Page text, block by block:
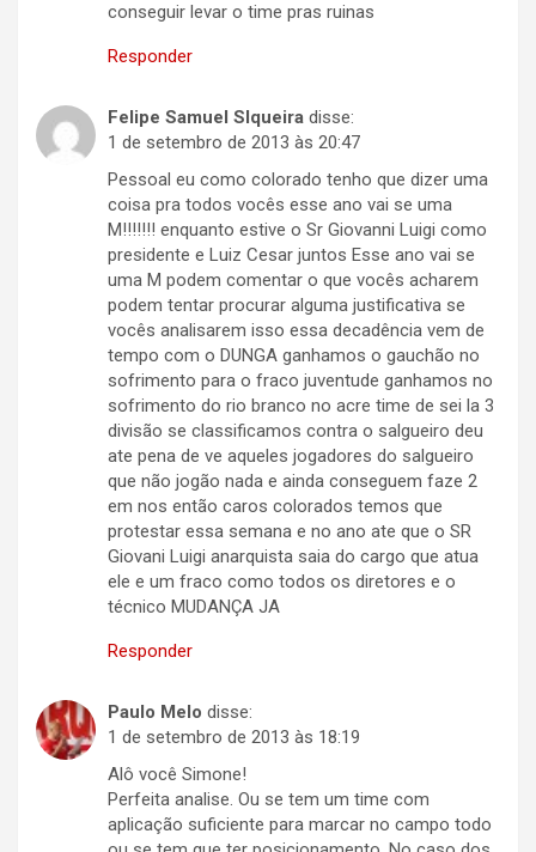
conseguir levar o time pras ruinas
Responder
Felipe Samuel SIqueira disse:
1 de setembro de 2013 às 20:47
Pessoal eu como colorado tenho que dizer uma
coisa pra todos vocês esse ano vai se uma
M!!!!!!! enquanto estive o Sr Giovanni Luigi como
presidente e Luiz Cesar juntos Esse ano vai se
uma M podem comentar o que vocês acharem
podem tentar procurar alguma justificativa se
vocês analisarem isso essa decadência vem de
tempo com o DUNGA ganhamos o gauchão no
sofrimento para o fraco juventude ganhamos no
sofrimento do rio branco no acre time de sei la 3
divisão se classificamos contra o salgueiro deu
ate pena de ve aqueles jogadores do salgueiro
que não jogão nada e ainda conseguem faze 2
em nos então caros colorados temos que
protestar essa semana e no ano ate que o SR
Giovani Luigi anarquista saia do cargo que atua
ele e um fraco como todos os diretores e o
técnico MUDANÇA JA
Responder
Paulo Melo disse:
1 de setembro de 2013 às 18:19
Alô você Simone!
Perfeita analise. Ou se tem um time com
aplicação suficiente para marcar no campo todo